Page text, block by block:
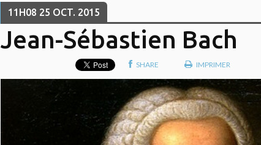
11H08 25 OCT. 2015
Jean-Sébastien Bach
SHARE IMPRIMER